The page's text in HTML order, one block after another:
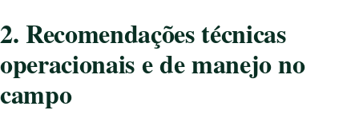
2. Recomendações técnicas
operacionais e de manejo no
campo